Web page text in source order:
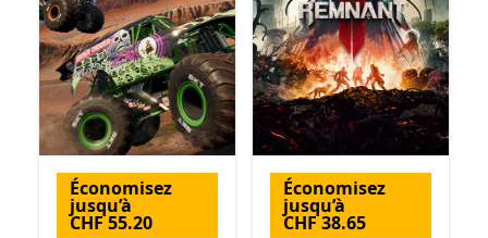
Économisez
jusqu’à
CHF 55.20
Économisez
jusqu’à
CHF 38.65